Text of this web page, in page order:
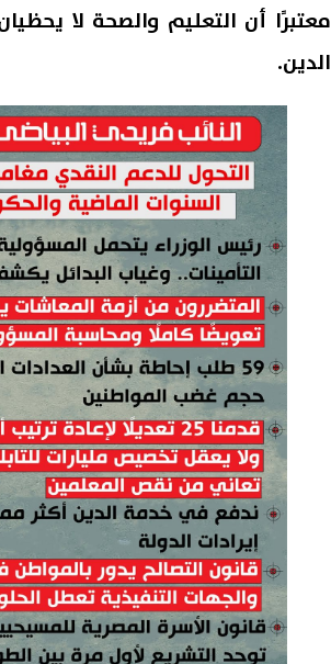
معتبرًا أن التعليم والصحة لا
الدين.